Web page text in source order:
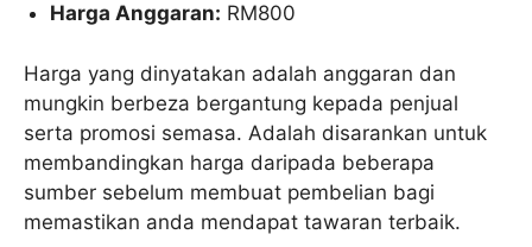
Harga Anggaran: RM800
Harga yang dinyatakan adalah anggaran dan
mungkin berbeza bergantung kepada penjual
serta promosi semasa. Adalah disarankan untuk
membandingkan harga daripada beberapa
sumber sebelum membuat pembelian bagi
memastikan anda mendapat tawaran terbaik.